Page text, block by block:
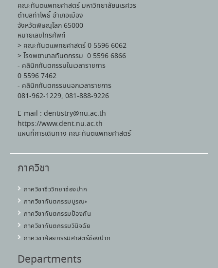
คณะทันตแพทยศาสตร์ มหาวิทยาลัยนเรศวร
ตำบลท่าโพธิ์ อำเภอเมือง
จังหวัดพิษณุโลก 65000
หมายเลขโทรศัพท์
> คณะทันตแพทยศาสตร์ 0 5596 6062
> โรงพยาบาลทันตกรรม 0 5596 6866
- คลินิกทันตกรรมในเวลาราชการ
0 5596 7462
- คลินิกทันตกรรมนอกเวลาราชการ
081-962-1229, 081-888-9226
E-mail : dentistry@nu.ac.th
https://www.dent.nu.ac.th
แผนที่การเดินทาง คณะทันตแพทยศาสตร์
ภาควิชา
ภาควิชาชีววิทยาช่องปาก
ภาควิชาทันตกรรมบูรณะ
ภาควิชาทันตกรรมป้องกัน
ภาควิชาทันตกรรมวินิจฉัย
ภาควิชาศัลยกรรมศาสตร์ช่องปาก
Departments